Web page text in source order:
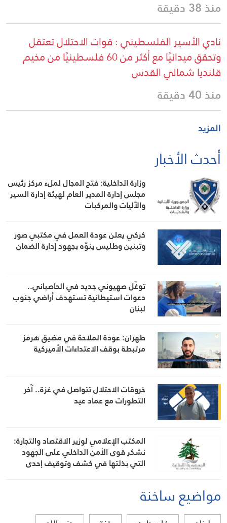
منذ 38 دقيقة
نادي الأسير الفلسطيني : قوات الاحتلال تعتقل
وتحقق ميدانيًا مع أكثر من 60 فلسطينيًا من مخيم
قلنديا شمالي القدس
منذ 40 دقيقة
المزيد
أحدث الأخبار
وزارة الداخلية: فتح المجال لملء مركز رئيس
مجلس إدارة المدير العام لهيئة إدارة السير
والآليات والمركبات
كركي يعلن عودة العمل في مكتبي صور
وتبنين وطليس ينوّه بجهود إدارة الضمان
توغّل صهيوني جديد في الحاصباني..
دعوات استيطانية تستهدف أراضي جنوب
لبنان
طهران: عودة الملاحة في مضيق هرمز
مرتبطة بوقف الاعتداءات الأميركية
خروقات الاحتلال تتواصل في غزة.. آخر
التطورات مع عماد عيد
المكتب الإعلامي لوزير الاقتصاد والتجارة:
نشكر قوى الأمن الداخلي على الجهود
التي بذلتها في كشف وتوقيف إحدى
مواضيع ساخنة